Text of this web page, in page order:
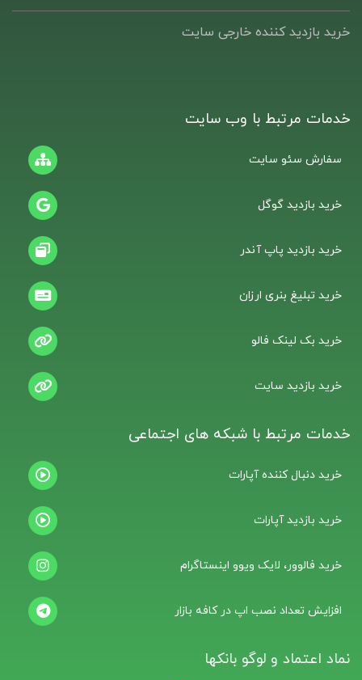
خرید بازدید کننده خارجی سایت
خدمات مرتبط با وب سایت
سفارش سئو سایت
خرید بازدید گوگل
خرید بازدید پاپ آندر
خرید تبلیغ بنری ارزان
خرید بک لینک فالو
خرید بازدید سایت
خدمات مرتبط با شبکه های اجتماعی
خرید دنبال کننده آپارات
خرید بازدید آپارات
خرید فالوور، لایک ویوو اینستاگرام
افزایش تعداد نصب اپ در کافه بازار
نماد اعتماد و لوگو بانکها